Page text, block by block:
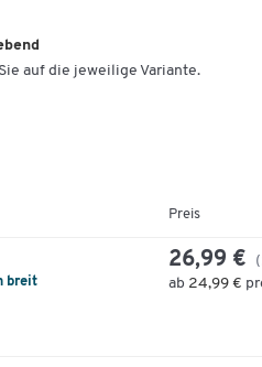
auf die jeweilige Variante.
Preis
breit
26,99 €
ab 24,99 €